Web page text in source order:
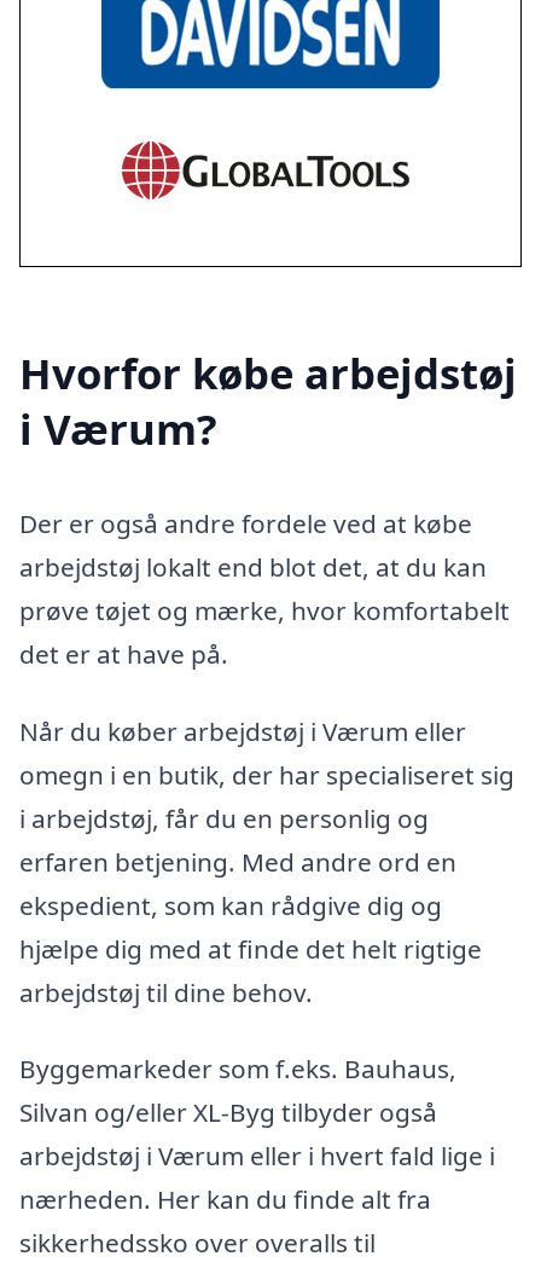
Hvorfor købe arbejdstøj
i Værum?
Der er også andre fordele ved at købe
arbejdstøj lokalt end blot det, at du kan
prøve tøjet og mærke, hvor komfortabelt
det er at have på.
Når du køber arbejdstøj i Værum eller
omegn i en butik, der har specialiseret sig
i arbejdstøj, får du en personlig og
erfaren betjening. Med andre ord en
ekspedient, som kan rådgive dig og
hjælpe dig med at finde det helt rigtige
arbejdstøj til dine behov.
Byggemarkeder som f.eks. Bauhaus,
Silvan og/eller XL-Byg tilbyder også
arbejdstøj i Værum eller i hvert fald lige i
nærheden. Her kan du finde alt fra
sikkerhedssko over overalls til